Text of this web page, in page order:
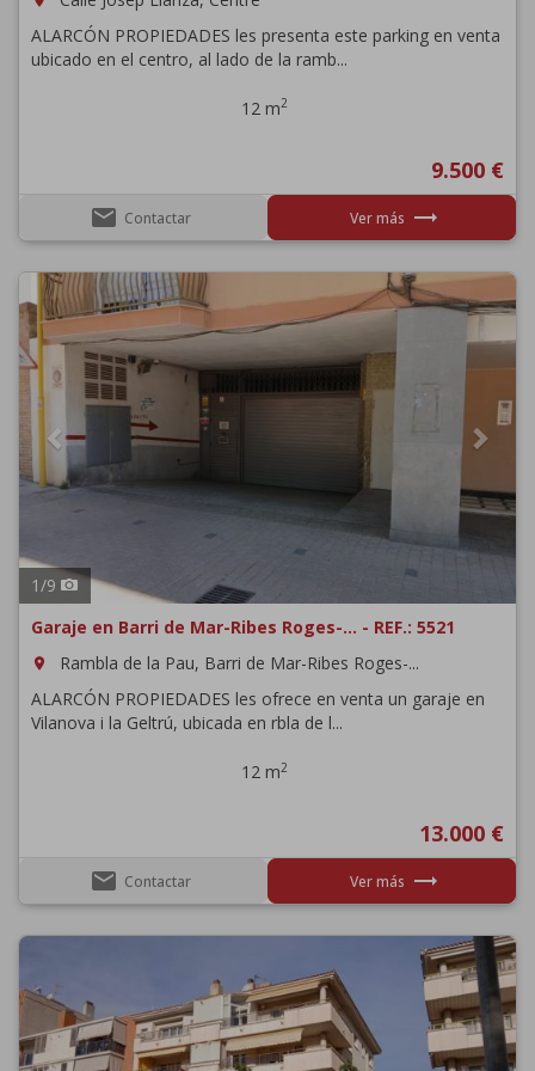
ALARCÓN PROPIEDADES les presenta este parking en venta
ubicado en el centro, al lado de la ramb...
12 m2
9.500 €
email Contactar Ver más trending_flat
Previous Next
1/9
Garaje en Barri de Mar-Ribes Roges-... - REF.: 5521
room
Rambla de la Pau, Barri de Mar-Ribes Roges-...
ALARCÓN PROPIEDADES les ofrece en venta un garaje en
Vilanova i la Geltrú, ubicada en rbla de l...
12 m2
13.000 €
email Contactar Ver más trending_flat
Previous Next